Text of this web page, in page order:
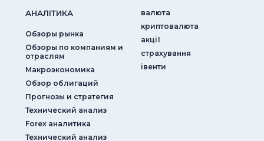
АНАЛIТИКА
Обзоры рынка
Обзоры по компаниям и
отраслям
Макроэкономика
Обзор облигаций
Прогнозы и стратегия
Технический анализ
Forex аналитика
Технический анализ
валюта
криптовалюта
акції
страхування
iвенти